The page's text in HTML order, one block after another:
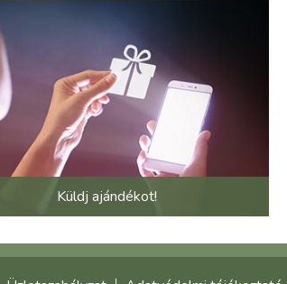
Küldj ajándékot!